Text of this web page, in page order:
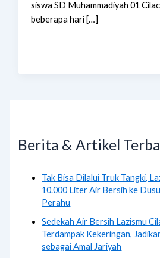
siswa SD Muhammadiyah 01
beberapa hari […]
Berita & Artikel
Tak Bisa Dilalui Truk Tangki,
10.000 Liter Air Bersih ke
Perahu
Sedekah Air Bersih Lazismu
Terdampak Kekeringan,
sebagai Amal Jariyah